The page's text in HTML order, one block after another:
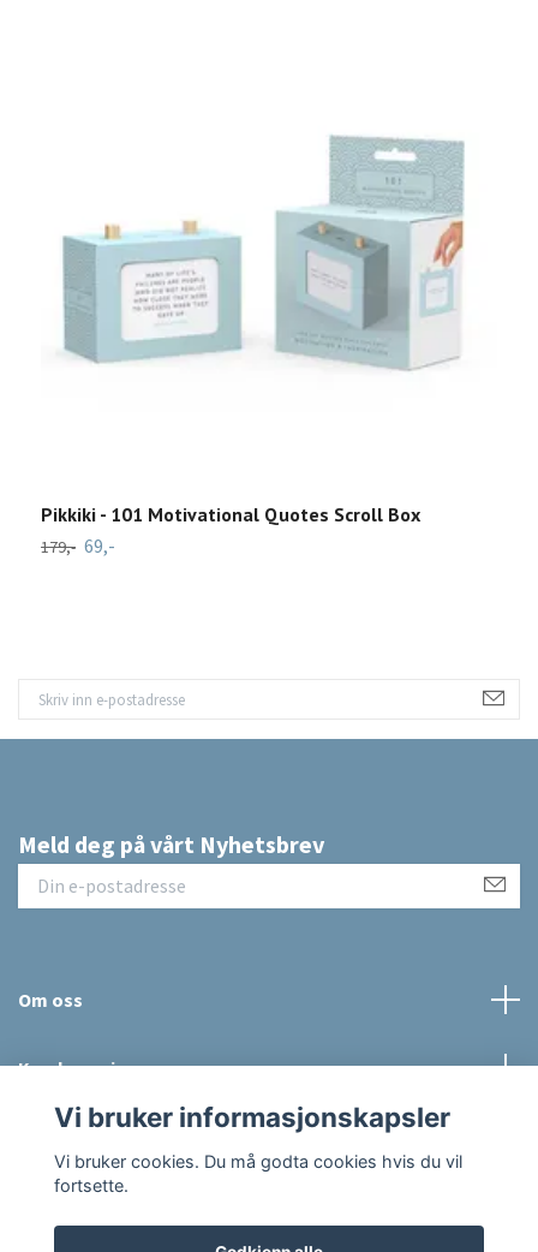
Pikkiki - 101 Motivational Quotes Scroll Box
179,- 69,-
Meld deg på vårt Nyhetsbrev
Om oss
Kundeservice
Sosiale medier
Vi bruker informasjonskapsler
Vi bruker cookies. Du må godta cookies hvis du vil
fortsette.